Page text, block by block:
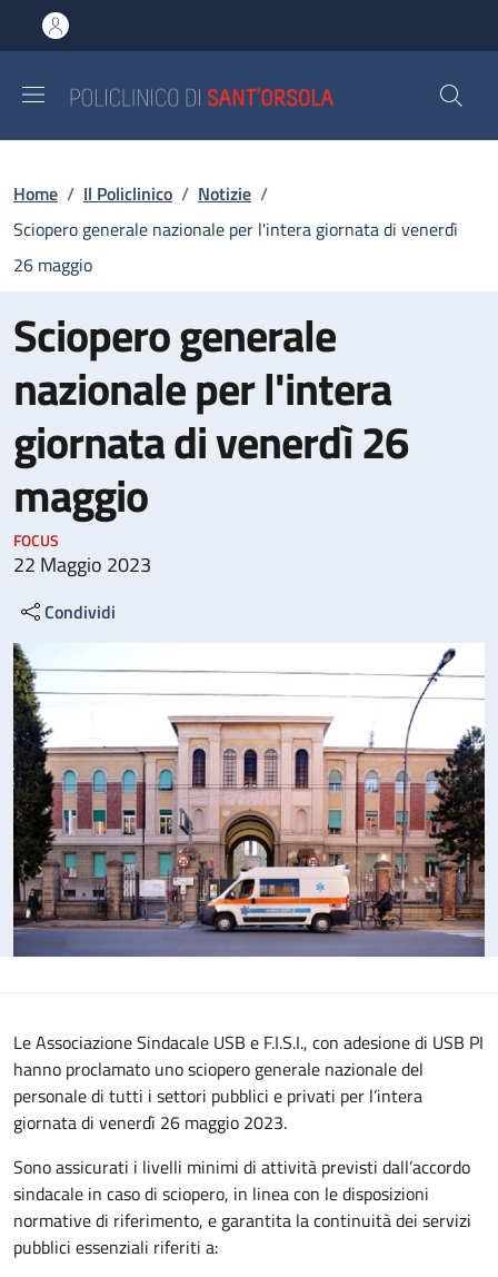
al contenuto principale
to footer content
Briciole di pane
Home / Il Policlinico / Notizie /
Sciopero generale nazionale per l'intera giornata di venerdì
26 maggio
Sciopero generale
nazionale per l'intera
giornata di venerdì 26
maggio
FOCUS
22 Maggio 2023
Condividi
Le Associazione Sindacale USB e F.I.S.I., con adesione di USB PI
hanno proclamato uno sciopero generale nazionale del
personale di tutti i settori pubblici e privati per l’intera
giornata di venerdì 26 maggio 2023.
Sono assicurati i livelli minimi di attività previsti dall’accordo
sindacale in caso di sciopero, in linea con le disposizioni
normative di riferimento, e garantita la continuità dei servizi
pubblici essenziali riferiti a: